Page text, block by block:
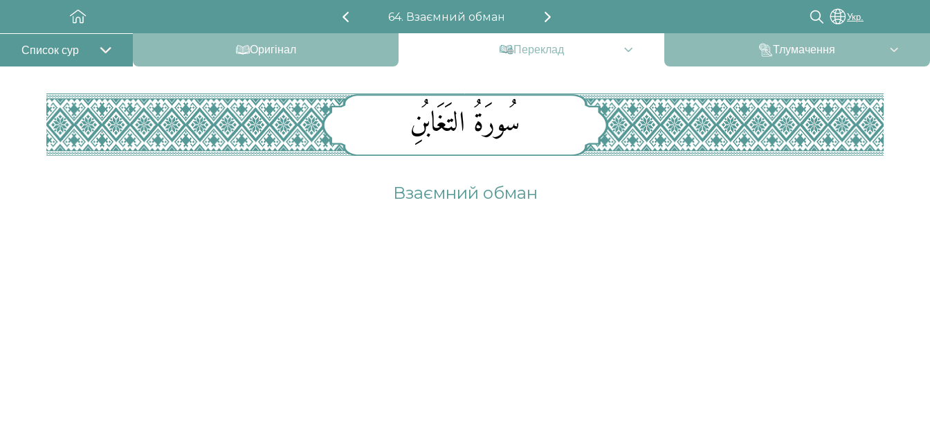
64. Взаємний обман Укр.
Список сур Оригінал Переклад Тлумачення
سُورَةُ التَغَابُنِ
Взаємний обман